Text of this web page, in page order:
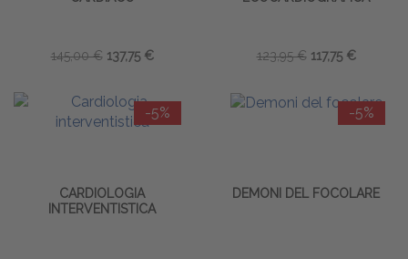
145,00 € 137,75 € 123,95 € 117,75 €
-5%
CARDIOLOGIA
INTERVENTISTICA
-5%
DEMONI DEL FOCOLARE